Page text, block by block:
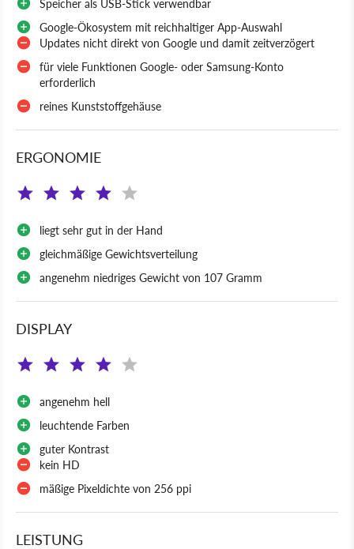
Speicher als USB-Stick verwendbar
Google-Ökosystem mit reichhaltiger App-Auswahl
Updates nicht direkt von Google und damit zeitverzögert
für viele Funktionen Google- oder Samsung-Konto
erforderlich
reines Kunststoffgehäuse
ERGONOMIE
liegt sehr gut in der Hand
gleichmäßige Gewichtsverteilung
angenehm niedriges Gewicht von 107 Gramm
DISPLAY
angenehm hell
leuchtende Farben
guter Kontrast
kein HD
mäßige Pixeldichte von 256 ppi
LEISTUNG